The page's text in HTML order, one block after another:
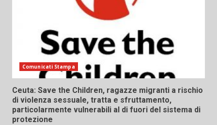
Comunicati Stampa
Ceuta: Save the Children, ragazze migranti a rischio
di violenza sessuale, tratta e sfruttamento,
particolarmente vulnerabili al di fuori del sistema di
protezione